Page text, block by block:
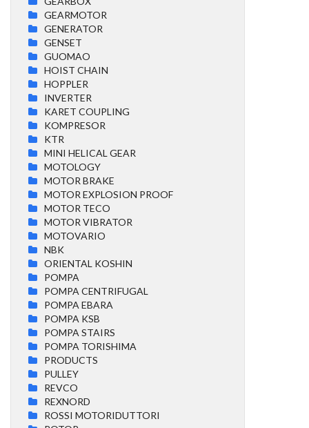
GEARMOTOR
GENERATOR
GENSET
GUOMAO
HOIST CHAIN
HOPPLER
INVERTER
KARET COUPLING
KOMPRESOR
KTR
MINI HELICAL GEAR
MOTOLOGY
MOTOR BRAKE
MOTOR EXPLOSION PROOF
MOTOR TECO
MOTOR VIBRATOR
MOTOVARIO
NBK
ORIENTAL KOSHIN
POMPA
POMPA CENTRIFUGAL
POMPA EBARA
POMPA KSB
POMPA STAIRS
POMPA TORISHIMA
PRODUCTS
PULLEY
REVCO
REXNORD
ROSSI MOTORIDUTTORI